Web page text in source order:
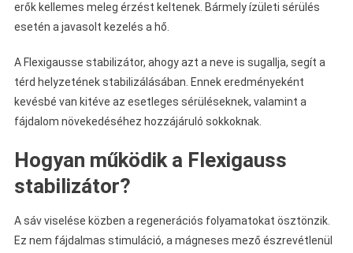
erők kellemes meleg érzést keltenek. Bármely ízületi sérülés
esetén a javasolt kezelés a hő.
A Flexigausse stabilizátor, ahogy azt a neve is sugallja, segít a
térd helyzetének stabilizálásában. Ennek eredményeként
kevésbé van kitéve az esetleges sérüléseknek, valamint a
fájdalom növekedéséhez hozzájáruló sokkoknak.
Hogyan működik a Flexigauss
stabilizátor?
A sáv viselése közben a regenerációs folyamatokat ösztönzik.
Ez nem fájdalmas stimuláció, a mágneses mező észrevétlenül